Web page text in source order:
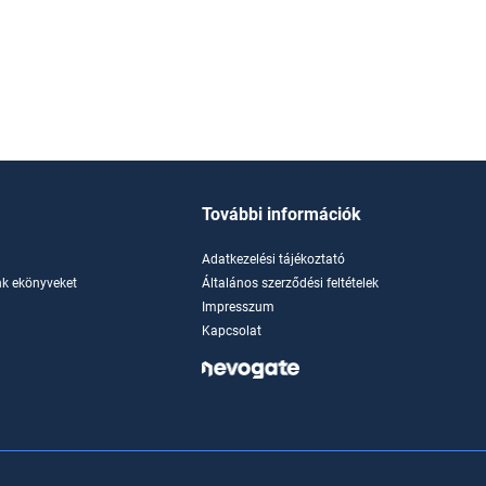
ekönyveket
További információk
Adatkezelési tájékoztató
Általános szerződési feltételek
Impresszum
Kapcsolat